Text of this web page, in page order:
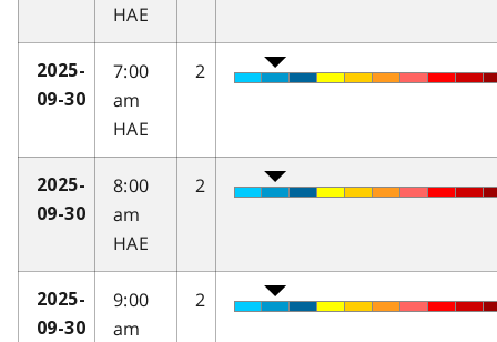
HAE
2025-
09-30
7:00
am
HAE
2
2025-
09-30
8:00
am
HAE
2
2025-
09-30
9:00
am
2